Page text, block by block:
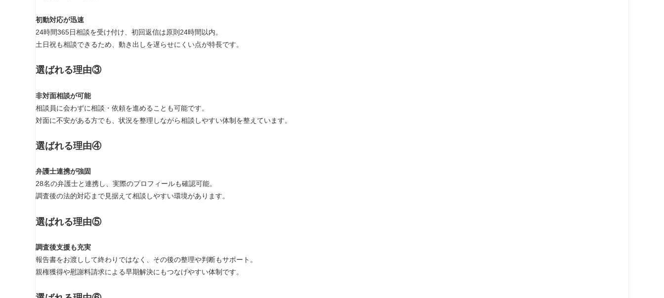
初動対応が迅速
24時間365日相談を受け付け、初回返信は原則24時間以内。
土日祝も相談できるため、動き出しを遅らせにくい点が特長です。
選ばれる理由③
非対面相談が可能
相談員に会わずに相談・依頼を進めることも可能です。
対面に不安がある方でも、状況を整理しながら相談しやすい体制を整えています。
選ばれる理由④
弁護士連携が強固
28名の弁護士と連携し、実際のプロフィールも確認可能。
調査後の法的対応まで見据えて相談しやすい環境があります。
選ばれる理由⑤
調査後支援も充実
報告書をお渡しして終わりではなく、その後の整理や判断もサポート。
親権獲得や慰謝料請求による早期解決にもつなげやすい体制です。